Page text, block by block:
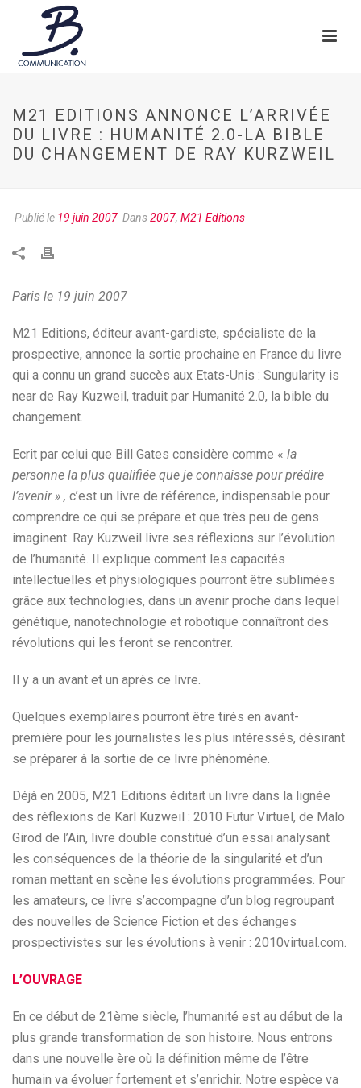
M21 EDITIONS ANNONCE L’ARRIVÉE
DU LIVRE : HUMANITÉ 2.0-LA BIBLE
DU CHANGEMENT DE RAY KURZWEIL
Publié le 19 juin 2007 Dans2007, M21 Editions
Paris le 19 juin 2007
M21 Editions, éditeur avant-gardiste, spécialiste de la
prospective, annonce la sortie prochaine en France du livre
qui a connu un grand succès aux Etats-Unis : Sungularity is
near de Ray Kuzweil, traduit par Humanité 2.0, la bible du
changement.
Ecrit par celui que Bill Gates considère comme « la
personne la plus qualifiée que je connaisse pour prédire
l’avenir » , c’est un livre de référence, indispensable pour
comprendre ce qui se prépare et que très peu de gens
imaginent. Ray Kuzweil livre ses réflexions sur l’évolution
de l’humanité. Il explique comment les capacités
intellectuelles et physiologiques pourront être sublimées
grâce aux technologies, dans un avenir proche dans lequel
génétique, nanotechnologie et robotique connaîtront des
révolutions qui les feront se rencontrer.
Il y a un avant et un après ce livre.
Quelques exemplaires pourront être tirés en avant-
première pour les journalistes les plus intéressés, désirant
se préparer à la sortie de ce livre phénomène.
Déjà en 2005, M21 Editions éditait un livre dans la lignée
des réflexions de Karl Kuzweil : 2010 Futur Virtuel, de Malo
Girod de l’Ain, livre double constitué d’un essai analysant
les conséquences de la théorie de la singularité et d’un
roman mettant en scène les évolutions programmées. Pour
les amateurs, ce livre s’accompagne d’un blog regroupant
des nouvelles de Science Fiction et des échanges
prospectivistes sur les évolutions à venir : 2010virtual.com.
L’OUVRAGE
En ce début de 21ème siècle, l’humanité est au début de la
plus grande transformation de son histoire. Nous entrons
dans une nouvelle ère où la définition même de l’être
humain va évoluer fortement et s’enrichir. Notre espèce va